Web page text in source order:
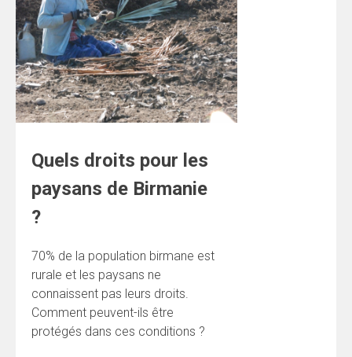
Quels droits pour les
paysans de Birmanie
?
70% de la population birmane est
rurale et les paysans ne
connaissent pas leurs droits.
Comment peuvent-ils être
protégés dans ces conditions ?